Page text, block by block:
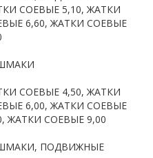
СОЕВЫЕ 5,10, ЖАТКИ
6,60, ЖАТКИ СОЕВЫЕ
СОЕВЫЕ 4,50, ЖАТКИ
6,00, ЖАТКИ СОЕВЫЕ
ЖАТКИ СОЕВЫЕ 9,00
ПОДВИЖНЫЕ